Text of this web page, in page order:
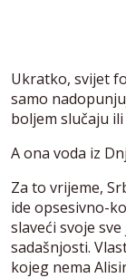
Ukratko, svijet
samo
boljem slučaju
A ona voda iz
Za to vrijeme,
ide opsesivno-
slaveći svoje
sadašnjosti.
kojeg nema